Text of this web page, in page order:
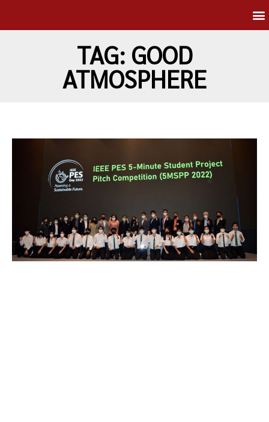
TAG: GOOD
ATMOSPHERE